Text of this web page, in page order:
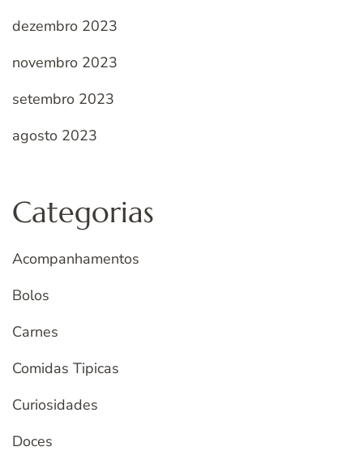
dezembro 2023
novembro 2023
setembro 2023
agosto 2023
Categorias
Acompanhamentos
Bolos
Carnes
Comidas Tipicas
Curiosidades
Doces